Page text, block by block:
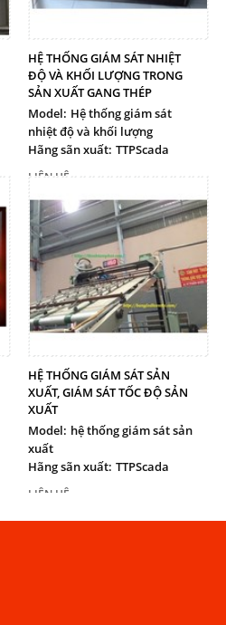
HỆ THỐNG GIÁM SÁT NHIỆT
ĐỘ VÀ KHỐI LƯỢNG TRONG
SẢN XUẤT GANG THÉP
Model: Hệ thống giám sát
nhiệt độ và khối lượng
Hãng sãn xuất: TTPScada
LIÊN HỆ
HỆ THỐNG GIÁM SÁT SẢN
XUẤT, GIÁM SÁT TỐC ĐỘ SẢN
XUẤT
Model: hệ thống giám sát sản
xuất
Hãng sãn xuất: TTPScada
LIÊN HỆ